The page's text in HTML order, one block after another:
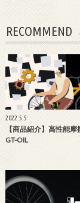
RECOMMEND
2022.5.5
【商品紹介】高性能
GT-OIL